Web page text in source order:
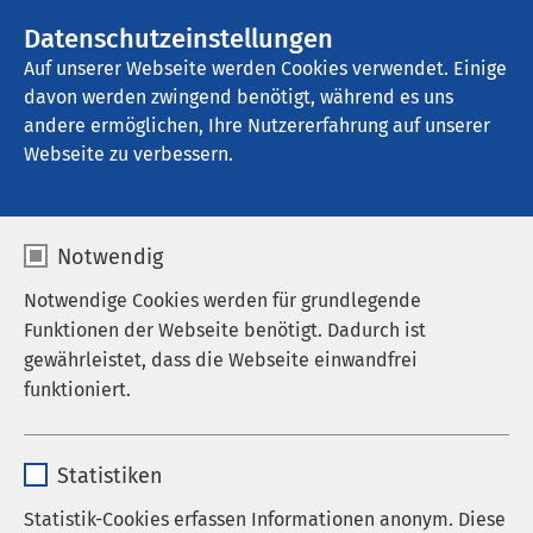
Datenschutzeinstellungen
Auf unserer Webseite werden Cookies verwendet. Einige
davon werden zwingend benötigt, während es uns
andere ermöglichen, Ihre Nutzererfahrung auf unserer
Webseite zu verbessern.
Notwendig
Notwendige Cookies werden für grundlegende
Funktionen der Webseite benötigt. Dadurch ist
gewährleistet, dass die Webseite einwandfrei
funktioniert.
Anbieter sgalinski
Statistiken
Statistik-Cookies erfassen Informationen anonym. Diese
AMEOS Klinikum für Forensische
Psychiatrie und Psychotherapie Osnabrück